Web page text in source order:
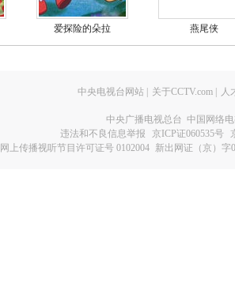
爱探险的朵拉 燕尾侠
中央电视台网站 | 关于CCTV.com | 人
中央广播电视总台 中国网络
违法和不良信息举报
京ICP证060535号
网上传播视听节目许可证号 0102004 新出网证（京）